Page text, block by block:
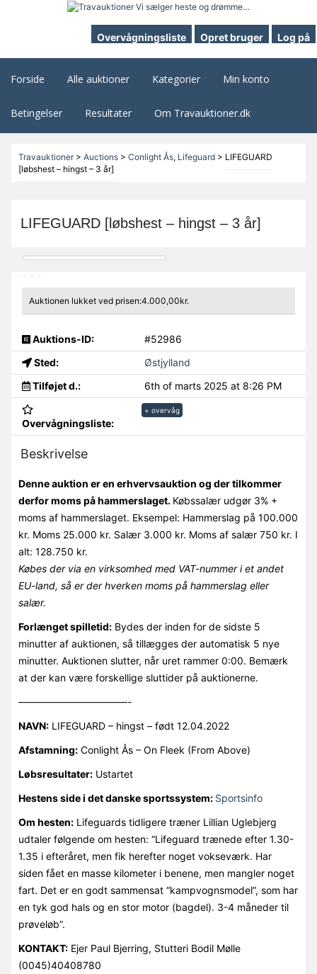
Overvågningsliste Opret bruger Log på
Forside Alle auktioner Kategorier Min konto
Betingelser Resultater Om Travauktioner.dk
Travauktioner> Auctions> Conlight Ås, Lifeguard> LIFEGUARD
[løbshest – hingst – 3 år]
LIFEGUARD [løbshest – hingst – 3 år]
Auktionen lukket ved prisen:4.000,00kr.
Auktions-ID:
#52986
Sted:
Østjylland
Tilføjet d.:
6th of marts 2025 at 8:26 PM
Overvågningsliste:
+ overvåg
Beskrivelse
Denne auktion er en erhvervsauktion og der tilkommer
derfor moms på hammerslaget. Købssalær udgør 3% +
moms af hammerslaget. Eksempel: Hammerslag på 100.000
kr. Moms 25.000 kr. Salær 3.000 kr. Moms af salær 750 kr. I
alt: 128.750 kr.
Købes der via en virksomhed med VAT-nummer i et andet
EU-land, så er der hverken moms på hammerslag eller
salær.
Forlænget spilletid:Bydes der inden for de sidste 5
minutter af auktionen, så tillægges der automatisk 5 nye
minutter. Auktionen slutter, når uret rammer 0:00. Bemærk
at der kan være forskellige sluttider på auktionerne.
———————————-
NAVN:LIFEGUARD – hingst – født 12.04.2022
Afstamning:Conlight Ås – On Fleek (From Above)
Løbsresultater:Ustartet
Hestens side i det danske sportssystem: Sportsinfo
Om hesten:Lifeguards tidligere træner Lillian Uglebjerg
udtaler følgende om hesten: “Lifeguard trænede efter 1.30-
1.35 i efteråret, men fik herefter noget vokseværk. Har
siden fået en masse kilometer i benene, men mangler noget
fart. Det er en godt sammensat “kampvognsmodel”, som har
en tyk god hals og en stor motor (bagdel). 3-4 måneder til
prøveløb”.
KONTAKT:Ejer Paul Bjerring, Stutteri Bodil Mølle
(0045)40408780